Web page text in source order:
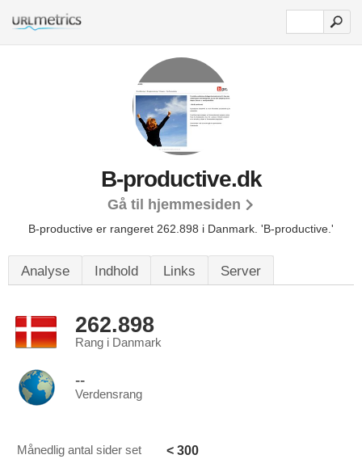
B-productive.dk
Gå til hjemmesiden
B-productive er rangeret 262.898 i Danmark. 'B-productive.'
Analyse Indhold Links Server
262.898
Rang i Danmark
--
Verdensrang
Månedlig antal sider set < 300